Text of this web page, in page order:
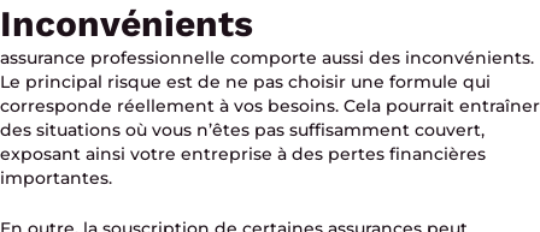
Inconvénients
assurance professionnelle comporte aussi des inconvénients.
Le principal risque est de ne pas choisir une formule qui
corresponde réellement à vos besoins. Cela pourrait entraîner
des situations où vous n’êtes pas suffisamment couvert,
exposant ainsi votre entreprise à des pertes financières
importantes.